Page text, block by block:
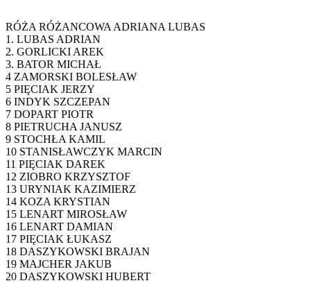
RÓŻA RÓŻANCOWA ADRIANA LUBAS
1. LUBAS ADRIAN
2. GORLICKI AREK
3. BATOR MICHAŁ
4 ZAMORSKI BOLESŁAW
5 PIĘCIAK JERZY
6 INDYK SZCZEPAN
7 DOPART PIOTR
8 PIETRUCHA JANUSZ
9 STOCHŁA KAMIL
10 STANISŁAWCZYK MARCIN
11 PIĘCIAK DAREK
12 ZIOBRO KRZYSZTOF
13 URYNIAK KAZIMIERZ
14 KOZA KRYSTIAN
15 LENART MIROSŁAW
16 LENART DAMIAN
17 PIĘCIAK ŁUKASZ
18 DASZYKOWSKI BRAJAN
19 MAJCHER JAKUB
20 DASZYKOWSKI HUBERT